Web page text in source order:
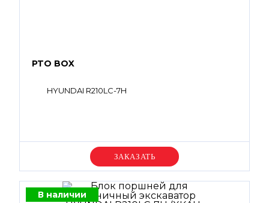
PTO BOX
HYUNDAI R210LC-7H
Уточняйте цену
В наличии